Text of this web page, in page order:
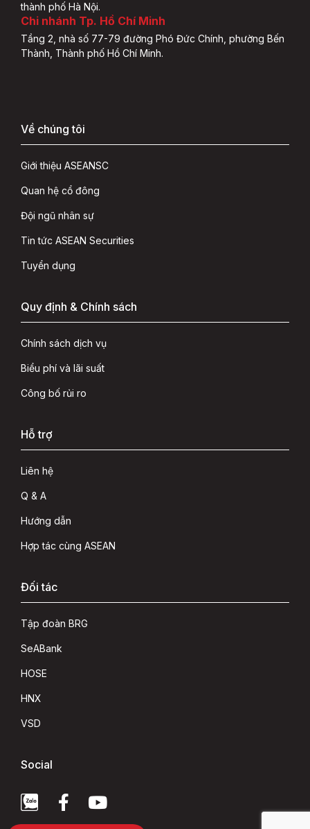
thành phố Hà Nội.
Chi nhánh Tp. Hồ Chí Minh
Tầng 2, nhà số 77-79 đường Phó Đức Chính, phường Bến
Thành, Thành phố Hồ Chí Minh.
Về chúng tôi
Giới thiệu ASEANSC
Quan hệ cổ đông
Đội ngũ nhân sự
Tin tức ASEAN Securities
Tuyển dụng
Quy định & Chính sách
Chính sách dịch vụ
Biểu phí và lãi suất
Công bố rủi ro
Hỗ trợ
Liên hệ
Q & A
Hướng dẫn
Hợp tác cùng ASEAN
Đối tác
Tập đoàn BRG
SeABank
HOSE
HNX
VSD
Social